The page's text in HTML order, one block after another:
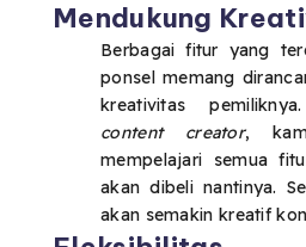
Mendukung
Berbagai fitur yang
ponsel memang
kreativitas
content creator,
mempelajari semua
akan dibeli nantinya.
akan semakin kreatif